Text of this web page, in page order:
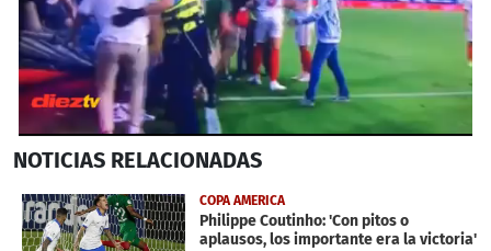
seconds
36
seconds
NOTICIAS RELACIONADAS
COPA AMERICA
Philippe Coutinho: 'Con pitos o
aplausos, los importante era la victoria'